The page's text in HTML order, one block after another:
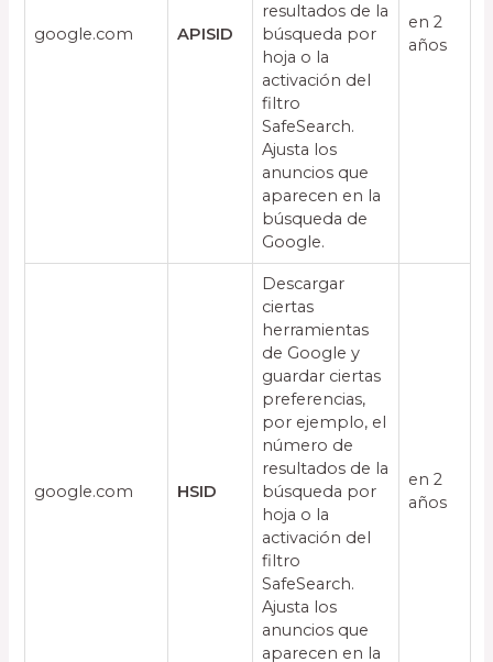
google.com APISID
resultados de la
búsqueda por
hoja o la
activación del
filtro
SafeSearch.
Ajusta los
anuncios que
aparecen en la
búsqueda de
Google.
en 2
años
google.com HSID
Descargar
ciertas
herramientas
de Google y
guardar ciertas
preferencias,
por ejemplo, el
número de
resultados de la
búsqueda por
hoja o la
activación del
filtro
SafeSearch.
Ajusta los
anuncios que
aparecen en la
en 2
años